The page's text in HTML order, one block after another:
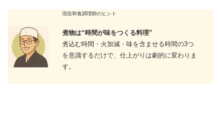
現役和食調理師のヒント
煮物は“時間が味をつくる料理”
煮込む時間・火加減・味を含ませる時間の3つ
を意識するだけで、仕上がりは劇的に変わりま
す。